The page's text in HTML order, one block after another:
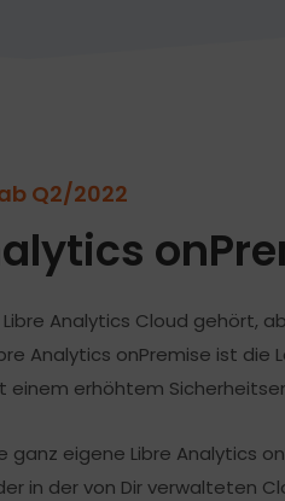
Q2/2022
Analytics Cloud gehört,
Analytics onPremise ist die
einem erhöhtem
ganz eigene Libre Analytics
in der von Dir verwalteten